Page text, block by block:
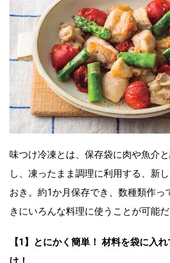
味つけ冷凍とは、保存袋に肉や魚介
し、凍ったまま調理に利用する、新
おき。約1か月保存でき、数種類作っ
きにいろんな料理に使うことが可能だ
【1】とにかく簡単！ 材料を袋に入
け！